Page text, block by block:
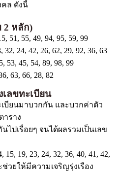
คล ดังนี้
2 หลัก)
55, 49, 94, 95, 59, 99
24, 42, 26, 62, 29, 92, 36, 63
53, 45, 54, 89, 98, 99
63, 66, 28, 82
ลขทะเบียน
บียนมาบวกกัน และบวกค่าตัว
ราง
ไปเรื่อยๆ จนได้ผลรวมเป็นเลข
19, 23, 24, 32, 36, 40, 41, 42,
ะช่วยให้มีความเจริญรุ่งเรือง